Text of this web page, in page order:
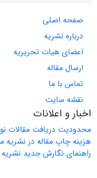
صفحه اصلی
درباره نشریه
اعضای هیات تحریریه
ارسال مقاله
تماس با ما
نقشه سایت
اخبار و اعلانات
محدودیت دریافت مقالات
هزینه چاپ مقاله در نشریه
راهنمای نگارش جدید نشریه